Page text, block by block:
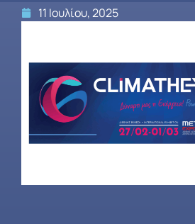
11 Ιουλίου, 2025